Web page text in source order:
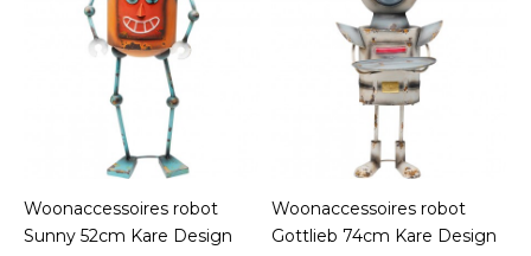
Woonaccessoires robot
Sunny 52cm Kare Design
Woonaccessoires robot
Gottlieb 74cm Kare Design